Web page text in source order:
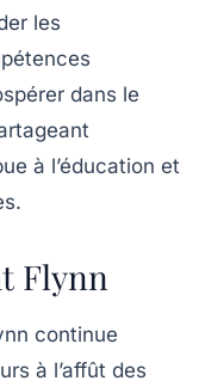
les
dans le
à l’éducation et
Flynn
continue
à l’affût des